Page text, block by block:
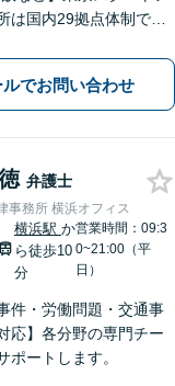
は国内29拠点体制で全
は完全予約制)】各分野で
護士が寄り添い解決を
。
ルでお問い合わせ
弁護士
事務所 横浜オフィス
横浜駅 か
ら徒歩10
分
営業時間：09:3
0~21:00（平
日）
件・労働問題・交通事
応】各分野の専門チー
ポートします。